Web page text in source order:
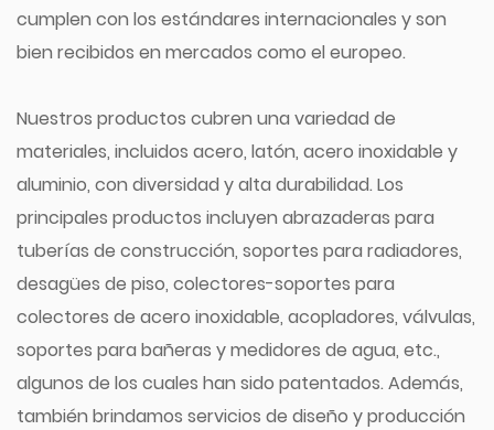
cumplen con los estándares internacionales y son
bien recibidos en mercados como el europeo.
Nuestros productos cubren una variedad de
materiales, incluidos acero, latón, acero inoxidable y
aluminio, con diversidad y alta durabilidad. Los
principales productos incluyen abrazaderas para
tuberías de construcción, soportes para radiadores,
desagües de piso, colectores-soportes para
colectores de acero inoxidable, acopladores, válvulas,
soportes para bañeras y medidores de agua, etc.,
algunos de los cuales han sido patentados. Además,
también brindamos servicios de diseño y producción